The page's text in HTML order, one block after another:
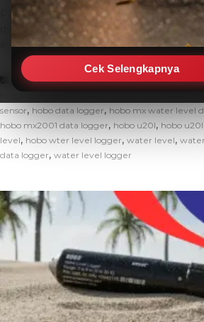
Cek Selengkapnya
Perubahan ketinggian air sering kali
dalam berbagai aktivitas manusia.
air tanah, hingga gangguan operasional
Artikel apa itu water level data
sensor, hobo data logger, hobo mx water level
hobo mx2001 data logger, hobo u20l, hobo
level, hobo wter level logger, water level,
data logger, water level logger